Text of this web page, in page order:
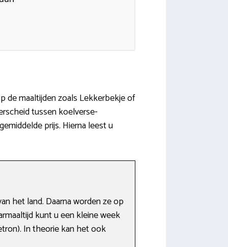
de maaltijden zoals Lekkerbekje of
tussen koelverse-
prijs. Hierna leest u
het land. Daarna worden ze op
kunt u een kleine week
In theorie kan het ook